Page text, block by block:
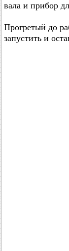
вала и прибор
Прогретый до
запустить и